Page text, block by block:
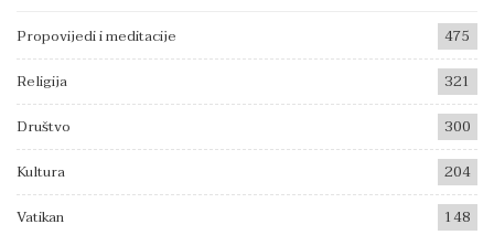
Propovijedi i meditacije
475
Religija
321
Društvo
300
Kultura
204
Vatikan
148